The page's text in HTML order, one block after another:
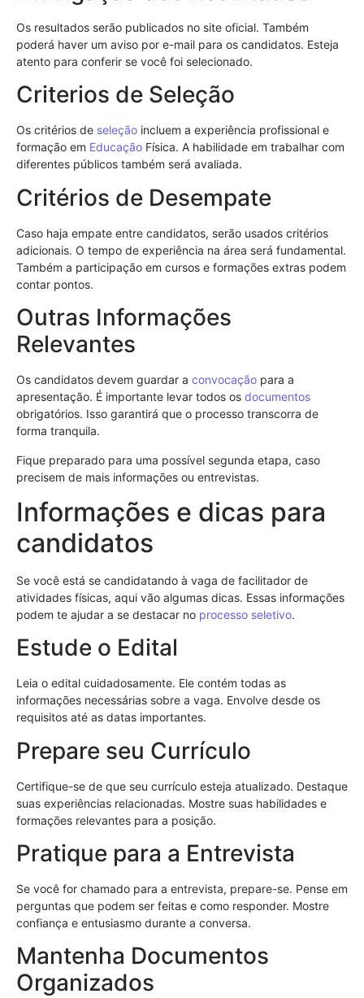
Os resultados serão publicados no site oficial. Também
poderá haver um aviso por e-mail para os candidatos. Esteja
atento para conferir se você foi selecionado.
Criterios de Seleção
Os critérios de seleção incluem a experiência profissional e
formação em Educação Física. A habilidade em trabalhar com
diferentes públicos também será avaliada.
Critérios de Desempate
Caso haja empate entre candidatos, serão usados critérios
adicionais. O tempo de experiência na área será fundamental.
Também a participação em cursos e formações extras podem
contar pontos.
Outras Informações
Relevantes
Os candidatos devem guardar a convocação para a
apresentação. É importante levar todos os documentos
obrigatórios. Isso garantirá que o processo transcorra de
forma tranquila.
Fique preparado para uma possível segunda etapa, caso
precisem de mais informações ou entrevistas.
Informações e dicas para
candidatos
Se você está se candidatando à vaga de facilitador de
atividades físicas, aqui vão algumas dicas. Essas informações
podem te ajudar a se destacar no processo seletivo.
Estude o Edital
Leia o edital cuidadosamente. Ele contém todas as
informações necessárias sobre a vaga. Envolve desde os
requisitos até as datas importantes.
Prepare seu Currículo
Certifique-se de que seu currículo esteja atualizado. Destaque
suas experiências relacionadas. Mostre suas habilidades e
formações relevantes para a posição.
Pratique para a Entrevista
Se você for chamado para a entrevista, prepare-se. Pense em
perguntas que podem ser feitas e como responder. Mostre
confiança e entusiasmo durante a conversa.
Mantenha Documentos
Organizados